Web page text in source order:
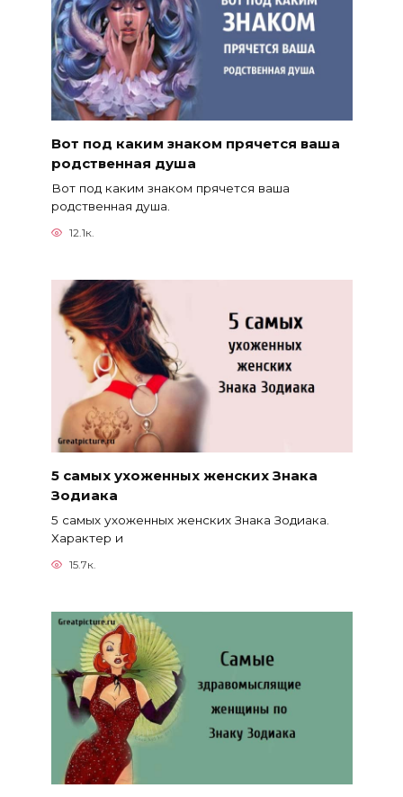
Вот под каким знаком прячется ваша
родственная душа
Вот под каким знаком прячется ваша
родственная душа.
12.1к.
5 самых ухоженных женских Знака
Зодиака
5 самых ухоженных женских Знака Зодиака.
Характер и
15.7к.